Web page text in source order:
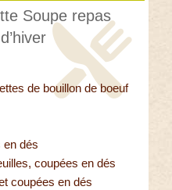
Soupe repas
de bouillon de boeuf
en dés
coupées en dés
coupées en dés